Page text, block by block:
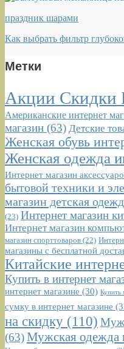
праздник шарами
Как выбрать фильтр
Метки
Акции Скидки
Американские интернет
магазин (63) Детские
Женская обувь
Женская одежда
Интернет магазин
бытовой техники и
магазин детская
(23) Интернет магазин
Интернет магазин
магазин спорттоваров (22)
магазины с бесплатной
Китайские
Купить в интернет
интернет магазине (30) Купить
сумку в интернет магазине
на скидку (110)
(63)Мужская одежда